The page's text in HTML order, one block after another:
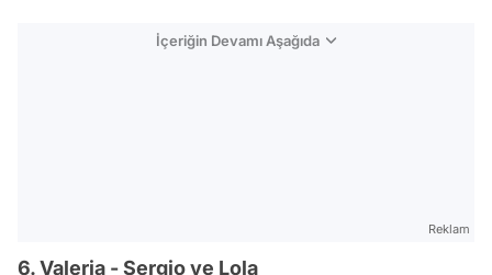
İçeriğin Devamı Aşağıda
Reklam
6. Valeria - Sergio ve Lola